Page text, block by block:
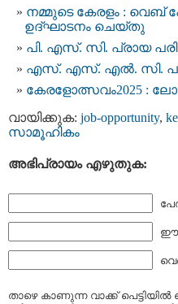
നമ്മുടെ കേരളം :
ഉദ്ഘാടനം ചെയ്തു
പി. എസ്‍. സി. പ്രായ
എസ്. എസ്. എല്‍. സി.
കേരളോത്സവം2025 :
വായിക്കുക: job-opportunity,
സാമൂഹികം
അഭിപ്രായം എഴുതുക:
താഴെ കാണുന്ന വാക്ക്